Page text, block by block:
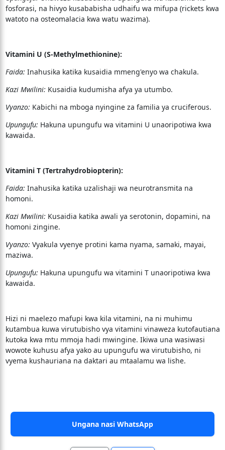
fosforasi, na hivyo kusababisha udhaifu wa mifupa (rickets kwa
watoto na osteomalacia kwa watu wazima).
Vitamini U (S-Methylmethionine):
Faida: Inahusika katika kusaidia mmeng'enyo wa chakula.
Kazi Mwilini: Kusaidia kudumisha afya ya utumbo.
Vyanzo: Kabichi na mboga nyingine za familia ya cruciferous.
Upungufu: Hakuna upungufu wa vitamini U unaoripotiwa kwa
kawaida.
Vitamini T (Tertrahydrobiopterin):
Faida: Inahusika katika uzalishaji wa neurotransmita na
homoni.
Kazi Mwilini: Kusaidia katika awali ya serotonin, dopamini, na
homoni zingine.
Vyanzo: Vyakula vyenye protini kama nyama, samaki, mayai,
maziwa.
Upungufu: Hakuna upungufu wa vitamini T unaoripotiwa kwa
kawaida.
Hizi ni maelezo mafupi kwa kila vitamini, na ni muhimu
kutambua kuwa virutubisho vya vitamini vinaweza kutofautiana
kutoka kwa mtu mmoja hadi mwingine. Ikiwa una wasiwasi
wowote kuhusu afya yako au upungufu wa virutubisho, ni
vyema kushauriana na daktari au mtaalamu wa lishe.
Ungana nasi WhatsApp